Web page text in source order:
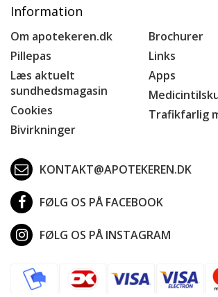
Information
Om apotekeren.dk
Pillepas
Læs aktuelt
sundhedsmagasin
Cookies
Bivirkninger
Brochurer
Links
Apps
Trafikfarlig
KONTAKT@APOTEKEREN.DK
FØLG OS PÅ FACEBOOK
FØLG OS PÅ INSTAGRAM